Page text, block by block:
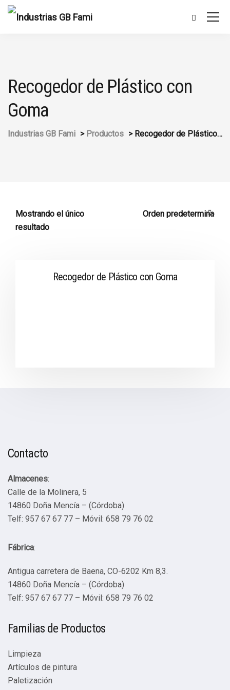
Recogedor de Plástico con
Goma
Industrias GB Fami > Productos > Recogedor de Plástico con Goma
Mostrando el único
resultado
Recogedor de Plástico con Goma
Contacto
Almacenes:
Calle de la Molinera, 5
14860 Doña Mencía – (Córdoba)
Telf: 957 67 67 77 – Móvil: 658 79 76 02
Fábrica:
Antigua carretera de Baena, CO-6202 Km 8,3.
14860 Doña Mencía – (Córdoba)
Telf: 957 67 67 77 – Móvil: 658 79 76 02
Familias de Productos
Limpieza
Artículos de pintura
Paletización